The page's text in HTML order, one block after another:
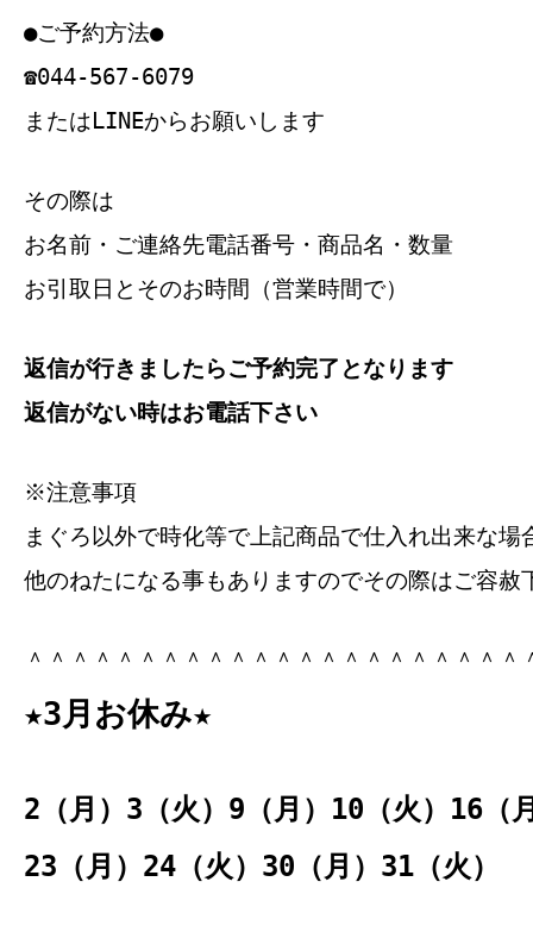
●ご予約方法●
☎044-567-6079
またはLINEからお願いします
その際は
お名前・ご連絡先電話番号・商品名・数量
お引取日とそのお時間（営業時間で）
返信が行きましたらご予約完了となります
返信がない時はお電話下さい
※注意事項
まぐろ以外で時化等で上記商品で仕入れ出来な場
他のねたになる事もありますのでその際はご容赦
＾＾＾＾＾＾＾＾＾＾＾＾＾＾＾＾＾＾＾＾＾
★3月お休み★
2（月）3（火）9（月）10（火）16（
23（月）24（火）30（月）31（火）